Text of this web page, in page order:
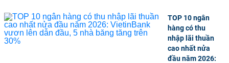
TOP 10 ngân
hàng có thu
nhập lãi thuần
cao nhất nửa
đầu năm 2026: